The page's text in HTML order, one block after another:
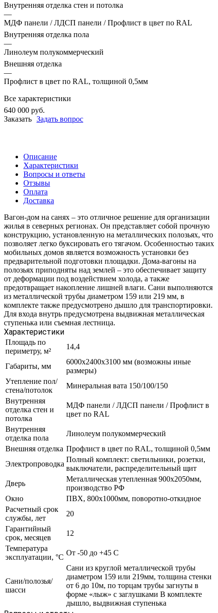
Внутренняя отделка стен и потолка
—
МДФ панели / ЛДСП панели / Профлист в цвет по RAL
Внутренняя отделка пола
—
Линолеум полукоммерческий
Внешняя отделка
—
Профлист в цвет по RAL, толщиной 0,5мм
Все характеристики
640 000 руб.
Заказать Задать вопрос
Описание
Характеристики
Вопросы и ответы
Отзывы
Оплата
Доставка
Вагон-дом на санях – это отличное решение для организации
жилья в северных регионах. Он представляет собой прочную
конструкцию, установленную на металлических полозьях, что
позволяет легко буксировать его тягачом. Особенностью таких
мобильных домов является возможность установки без
предварительной подготовки площадки. Дома-вагоны на
полозьях приподняты над землей – это обеспечивает защиту
от деформации под воздействием холода, а также
предотвращает накопление лишней влаги. Сани выполняются
из металлической трубы диаметром 159 или 219 мм, в
комплекте также предусмотрено дышло для транспортировки.
Для входа внутрь предусмотрена выдвижная металлическая
ступенька или съемная лестница.
Характеристики
Площадь по
периметру, м²
14,4
Габариты, мм
6000х2400х3100 мм (возможны иные
размеры)
Утепление пол/
стена/потолок
Минеральная вата 150/100/150
Внутренняя
отделка стен и
потолка
МДФ панели / ЛДСП панели / Профлист в
цвет по RAL
Внутренняя
отделка пола
Линолеум полукоммерческий
Внешняя отделка Профлист в цвет по RAL, толщиной 0,5мм
Электропроводка
Полный комплект: светильники, розетки,
выключатели, распределительный щит
Дверь
Металлическая утепленная 900х2050мм,
производство РФ
Окно
ПВХ, 800х1000мм, поворотно-откидное
Расчетный срок
службы, лет
20
Гарантийный
срок, месяцев
12
Температура
эксплуатации, °С
От -50 до +45 С
Сани/полозья/
шасси
Сани из круглой металлической трубы
диаметром 159 или 219мм, толщина стенки
от 6 до 10м, по торцам трубы загнуты в
форме «лыж» с заглушками В комплекте
дышло, выдвижная ступенька